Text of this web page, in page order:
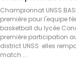
Championnat UNSS
première pour l'equipe
basketball du lycée
première participation
district UNSS elles
match ...